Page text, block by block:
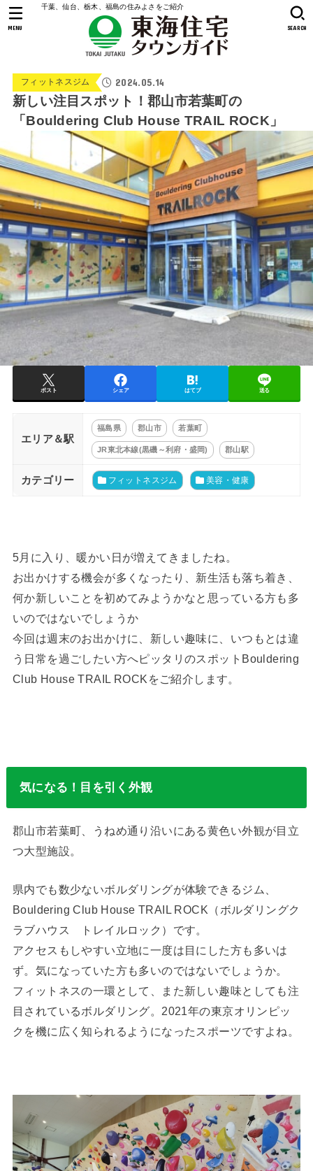
千葉、仙台、栃木、福島の住みよさをご紹介
SEARCH
MENU
フィットネスジム 2024.05.14
新しい注目スポット！郡山市若葉町の
「Bouldering Club House TRAIL ROCK」
ポスト シェア はてブ 送る
エリア＆駅
福島県 郡山市 若葉町
JR東北本線(黒磯～利府・盛岡) 郡山駅
カテゴリー フィットネスジム 美容・健康
5月に入り、暖かい日が増えてきましたね。
お出かけする機会が多くなったり、新生活も落ち着き、
何か新しいことを初めてみようかなと思っている方も多
いのではないでしょうか
今回は週末のお出かけに、新しい趣味に、いつもとは違
う日常を過ごしたい方へピッタリのスポットBouldering
Club House TRAIL ROCKをご紹介します。
気になる！目を引く外観
郡山市若葉町、うねめ通り沿いにある黄色い外観が目立
つ大型施設。
県内でも数少ないボルダリングが体験できるジム、
Bouldering Club House TRAIL ROCK（ボルダリングク
ラブハウス トレイルロック）です。
アクセスもしやすい立地に一度は目にした方も多いは
ず。気になっていた方も多いのではないでしょうか。
フィットネスの一環として、また新しい趣味としても注
目されているボルダリング。2021年の東京オリンピッ
クを機に広く知られるようになったスポーツですよね。